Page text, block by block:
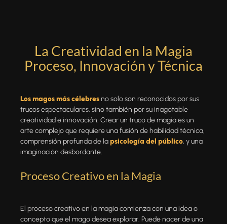
La Creatividad en la Magia
Proceso, Innovación y Técnica
Los magos más célebresno solo son reconocidos por sus
trucos espectaculares, sino también por su inagotable
creatividad e innovación. Crear un truco de magia es un
arte complejo que requiere una fusión de habilidad técnica,
comprensión profunda de lapsicología del público, y una
imaginación desbordante.
Proceso Creativo en la Magia
El proceso creativo en la magia comienza con una idea o
concepto que el mago desea explorar. Puede nacer de una